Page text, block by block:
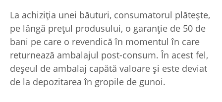
La achiziția unei băuturi, consumatorul plătește,
pe lângă prețul produsului, o garanție de 50 de
bani pe care o revendică în momentul în care
returnează ambalajul post-consum. În acest fel,
deșeul de ambalaj capătă valoare și este deviat
de la depozitarea în gropile de gunoi.